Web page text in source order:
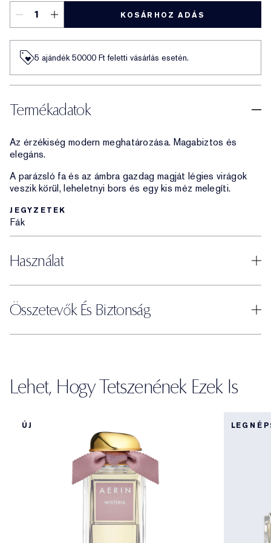
KOSÁRHOZ ADÁS
5 ajándék 50000​ Ft feletti vásárlás esetén.
Termékadatok
Az érzékiség modern meghatározása. Magabiztos és
elegáns.
A parázsló fa és az ámbra gazdag magját légies virágok
veszik körül, leheletnyi bors és egy kis méz melegíti.
JEGYZETEK
Fák
Használat
Összetevők És Biztonság
Lehet, Hogy Tetszenének Ezek Is
ÚJ